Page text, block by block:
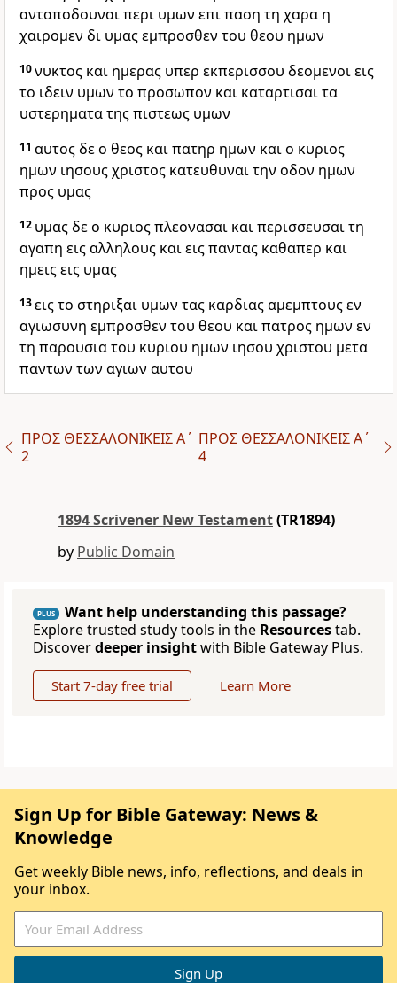
ανταποδουναι περι υμων επι παση τη χαρα η
χαιρομεν δι υμας εμπροσθεν του θεου ημων
10νυκτος και ημερας υπερ εκπερισσου δεομενοι εις
το ιδειν υμων το προσωπον και καταρτισαι τα
υστερηματα της πιστεως υμων
11 αυτος δε ο θεος και πατηρ ημων και ο κυριος
ημων ιησους χριστος κατευθυναι την οδον ημων
προς υμας
12 υμας δε ο κυριος πλεονασαι και περισσευσαι τη
αγαπη εις αλληλους και εις παντας καθαπερ και
ημεις εις υμας
13εις το στηριξαι υμων τας καρδιας αμεμπτους εν
αγιωσυνη εμπροσθεν του θεου και πατρος ημων εν
τη παρουσια του κυριου ημων ιησου χριστου μετα
παντων των αγιων αυτου
ΠΡΟΣ ΘΕΣΣΑΛΟΝΙΚΕΙΣ Α΄
2
ΠΡΟΣ ΘΕΣΣΑΛΟΝΙΚΕΙΣ Α΄
4
1894 Scrivener New Testament(TR1894)
by Public Domain
PLUS
Want help understanding this passage?
Explore trusted study tools in the Resourcestab.
Discoverdeeper insightwith Bible Gateway Plus.
Start 7-day free trial Learn More
Sign Up for Bible Gateway: News &
Knowledge
Get weekly Bible news, info, reflections, and deals in
your inbox.